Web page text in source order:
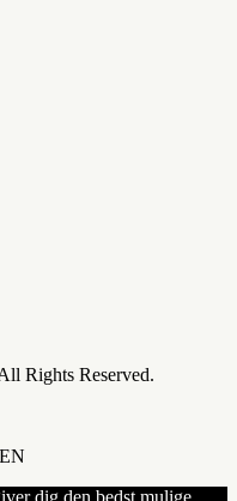
Rights Reserved.